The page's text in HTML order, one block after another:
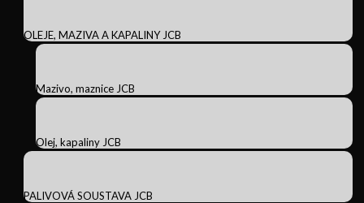
OLEJE, MAZIVA A KAPALINY JCB
Mazivo, maznice JCB
Olej, kapaliny JCB
PALIVOVÁ SOUSTAVA JCB